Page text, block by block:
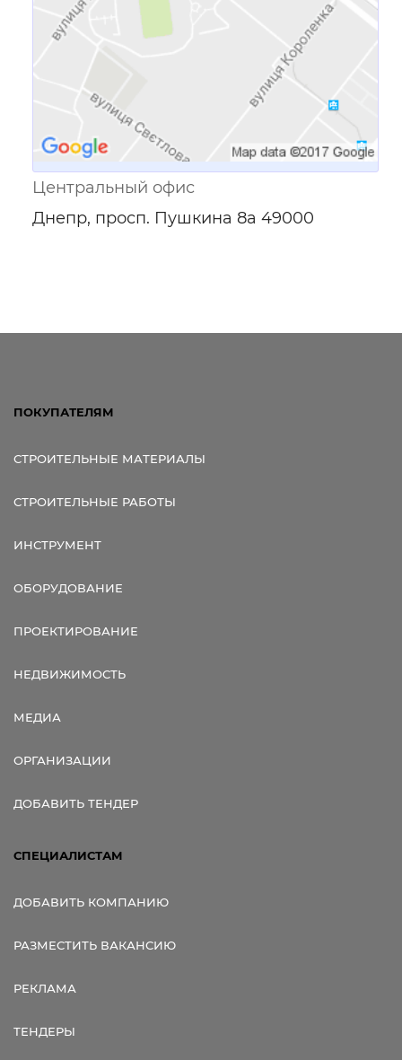
Центральный офис
Днепр, просп. Пушкина 8а 49000
ПОКУПАТЕЛЯМ
СТРОИТЕЛЬНЫЕ МАТЕРИАЛЫ
СТРОИТЕЛЬНЫЕ РАБОТЫ
ИНСТРУМЕНТ
ОБОРУДОВАНИЕ
ПРОЕКТИРОВАНИЕ
НЕДВИЖИМОСТЬ
МЕДИА
ОРГАНИЗАЦИИ
ДОБАВИТЬ ТЕНДЕР
СПЕЦИАЛИСТАМ
ДОБАВИТЬ КОМПАНИЮ
РАЗМЕСТИТЬ ВАКАНСИЮ
РЕКЛАМА
ТЕНДЕРЫ